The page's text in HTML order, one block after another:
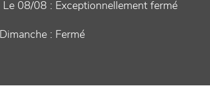
Le 08/08 : Exceptionnellement fermé
Dimanche : Fermé